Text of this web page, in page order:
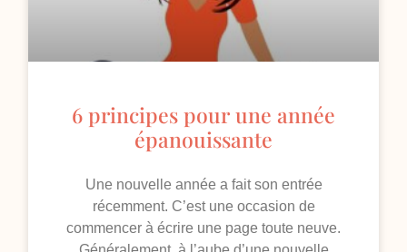
6 principes pour une année
épanouissante
Une nouvelle année a fait son entrée
récemment. C’est une occasion de
commencer à écrire une page toute neuve.